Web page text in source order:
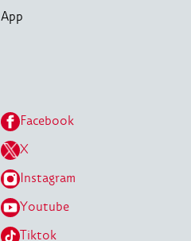
App
Facebook
X
Instagram
Youtube
Tiktok